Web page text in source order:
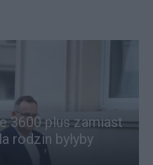
3600 plus zamiast
rodzin byłyby